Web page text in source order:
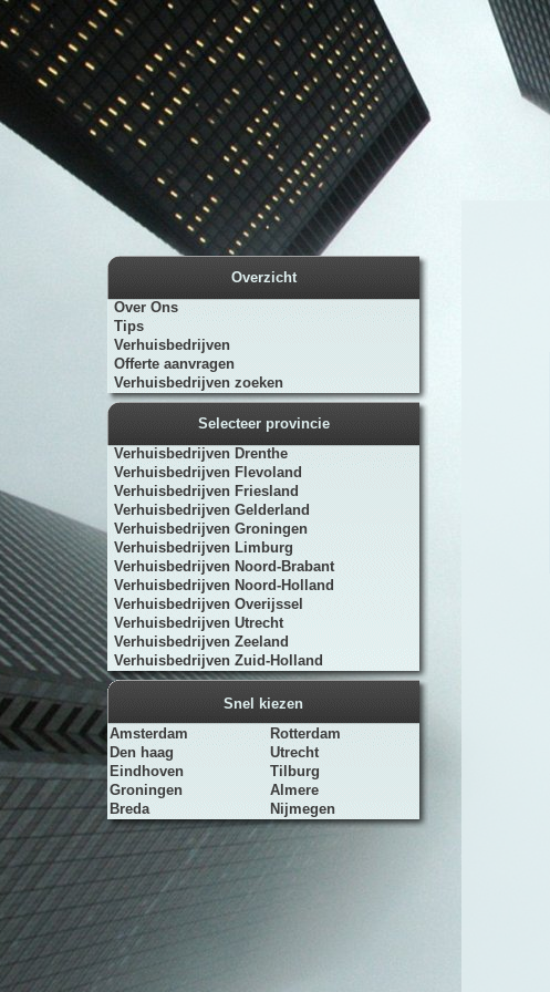
Overzicht
Over Ons
Tips
Verhuisbedrijven
Offerte aanvragen
Verhuisbedrijven zoeken
Selecteer provincie
Verhuisbedrijven Drenthe
Verhuisbedrijven Flevoland
Verhuisbedrijven Friesland
Verhuisbedrijven Gelderland
Verhuisbedrijven Groningen
Verhuisbedrijven Limburg
Verhuisbedrijven Noord-Brabant
Verhuisbedrijven Noord-Holland
Verhuisbedrijven Overijssel
Verhuisbedrijven Utrecht
Verhuisbedrijven Zeeland
Verhuisbedrijven Zuid-Holland
Snel kiezen
Amsterdam
Rotterdam
Den haag
Utrecht
Eindhoven
Tilburg
Groningen
Almere
Breda
Nijmegen